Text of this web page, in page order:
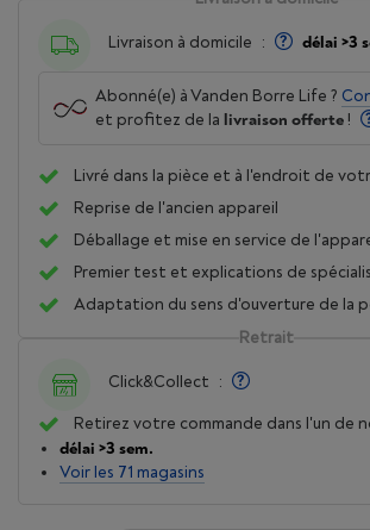
Livraison à domicile : délai >3
Abonné(e) à Vanden Borre Life ?
et profitez de la livraison offerte !
Livré dans la pièce et à l'endroit de
Reprise de l'ancien appareil
Déballage et mise en service de
Premier test et explications de
Adaptation du sens d'ouverture de la
Retrait
Click&Collect :
Retirez votre commande dans l'un de
délai >3 sem.
Voir les 71 magasins